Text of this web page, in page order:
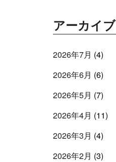
アーカイブ
2026年7月 (4)
2026年6月 (6)
2026年5月 (7)
2026年4月 (11)
2026年3月 (4)
2026年2月 (3)